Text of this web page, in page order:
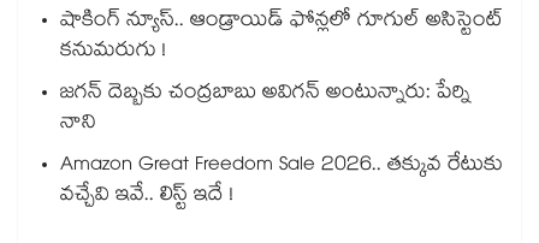
షాకింగ్ న్యూస్.. ఆండ్రాయిడ్ ఫోన్లలో గూగుల్ అసిస్టెంట్
కనుమరుగు !
జగన్ దెబ్బకు చంద్రబాబు అవిగన్ అంటున్నారు: పేర్ని
నాని
Amazon Great Freedom Sale 2026.. తక్కువ రేటుకు
వచ్చేవి ఇవే.. లిస్ట్ ఇదే !